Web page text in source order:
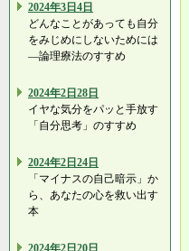
2024年3日4日
どんなことがあっても自分
をみじめにしないためには
―論理療法のすすめ
2024年2日28日
イヤな気分をパッと手放す
「自分思考」のすすめ
2024年2日24日
「マイナスの自己暗示」か
ら、あなたの心を救い出す
本
2024年2日20日